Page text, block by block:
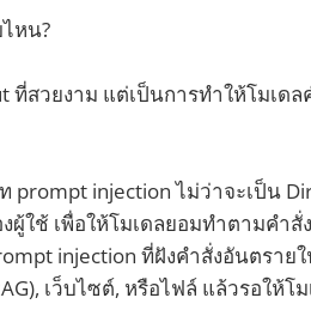
หน?
สวยงาม แต่เป็นการทำให้โมเดล
prompt injection ไม่ว่าจะเป็น
ผู้ใช้ เพื่อให้โมเดลยอมทำตามคำสั่
injection ที่ฝังคำสั่งอันตราย
เว็บไซต์, หรือไฟล์ แล้วรอให้โ